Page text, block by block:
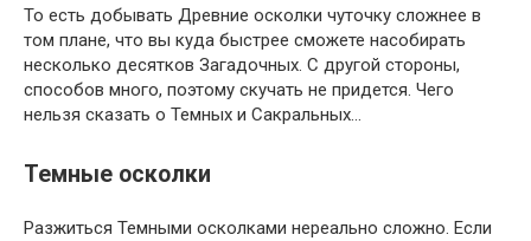
То есть добывать Древние осколки чуточку сложнее в
том плане, что вы куда быстрее сможете насобирать
несколько десятков Загадочных. С другой стороны,
способов много, поэтому скучать не придется. Чего
нельзя сказать о Темных и Сакральных…
Темные осколки
Разжиться Темными осколками нереально сложно. Если